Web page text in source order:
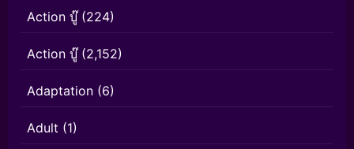
Action บู๊(224)
Action บู๊(2,152)
Adaptation (6)
Adult (1)